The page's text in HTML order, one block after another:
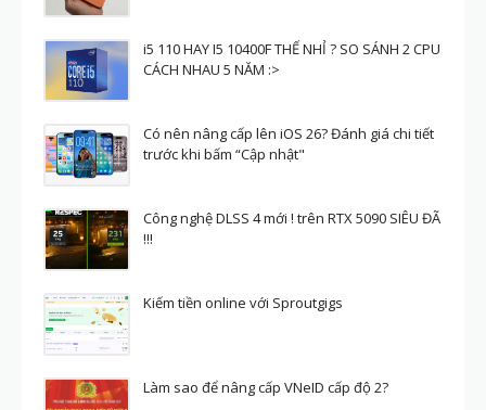
i5 110 HAY I5 10400F THẾ NHỈ ? SO SÁNH 2 CPU
CÁCH NHAU 5 NĂM :>
Có nên nâng cấp lên iOS 26? Đánh giá chi tiết
trước khi bấm “Cập nhật"
Công nghệ DLSS 4 mới ! trên RTX 5090 SIÊU ĐÃ
!!!
Kiếm tiền online với Sproutgigs
Làm sao để nâng cấp VNeID cấp độ 2?